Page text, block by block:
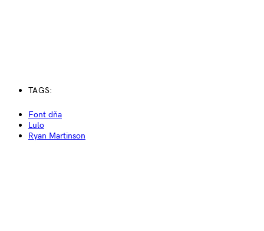
TAGS:
Font dňa
Lulo
Ryan Martinson